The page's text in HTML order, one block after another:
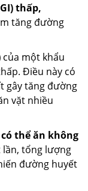
thấp,
tăng đường
của một khẩu
Điều này có
gây tăng đường
vặt nhiều
thể ăn không
lần, tổng lượng
đường huyết